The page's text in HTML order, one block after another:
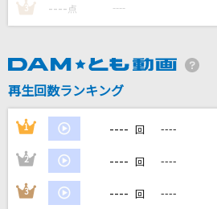
原田ひとみ
バルーン
小さな恋のうた
新垣結衣
Across The Time
氷室京介
3 ---- 点 ----
再生回数ランキング
1 ---- 回 ----
2 ---- 回 ----
3 ---- 回 ----